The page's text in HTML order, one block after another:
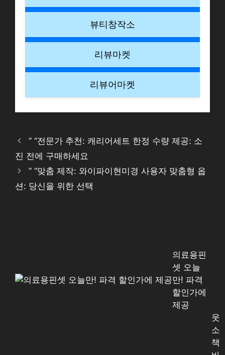
뷰티창작소
리뷰마켓
리뷰어마켓
” “전문가 추천: 캐리어세트 한정 수량 제공: 소
진 전에 구매하세요
” “맞춤 제작: 와이파이현미경 사용자 맞춤형 옵
션: 당신을 위한 선택
의료용핀
셋 오늘
만! 파격
할인가에
제공
웃
소
책